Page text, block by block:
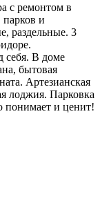
с ремонтом в
парков и
раздельные. 3
себя. В доме
бытовая
Артезианская
лоджия. Парковка
понимает и ценит!